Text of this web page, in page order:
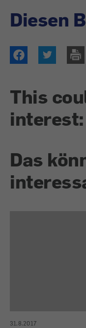
Diesen
This
interest:
Das
31.8.2017